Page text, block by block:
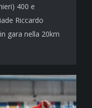
400 e
Riccardo
gara nella 20km